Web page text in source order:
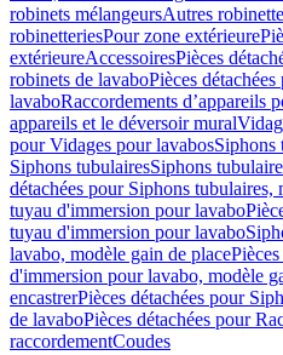
robinets mélangeursAutres
robinetteriesPour zone extérieure
extérieureAccessoiresPièces
robinets de lavaboPièces
lavaboRaccordements d’appareils
appareils et le déversoir mural
pour Vidages pour lavabosSiphons
Siphons tubulairesSiphons
détachées pour Siphons tubulaires,
tuyau d'immersion pour lavabo
tuyau d'immersion pour lavabo
lavabo, modèle gain de place
d'immersion pour lavabo, modèle
encastrerPièces détachées pour
de lavaboPièces détachées pour
raccordementCoudes